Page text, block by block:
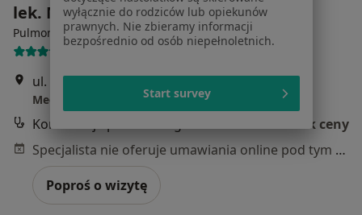
lek. Marzena Kociołek
Pulmonolog, Internista·Więcej
58 opinii
ul. Wyzwolenia 35/III, Świętochłowice•Mapa
Med-Korn Poradnie Specjalistyczne Henryk Sosna
Konsultacja pulmonologiczna
Brak ceny
Specjalista nie oferuje umawiania online pod tym adresem.
Poproś o wizytę
wyłącznie do rodziców lub opiekunów
prawnych. Nie zbieramy informacji
bezpośrednio od osób niepełnoletnich.
Start survey